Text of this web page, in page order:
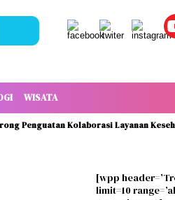
WISATA
Kolaborasi Layanan Kesehatan
[wpp
limit=10